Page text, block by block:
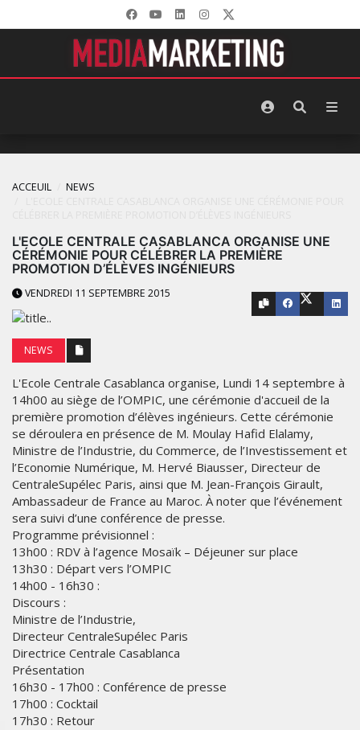
ACCEUIL
NEWS
L'ECOLE CENTRALE CASABLANCA ORGANISE UNE
CÉRÉMONIE POUR CÉLÉBRER LA PREMIÈRE
PROMOTION D’ÉLÈVES INGÉNIEURS
VENDREDI 11 SEPTEMBRE 2015
NEWS
L'Ecole Centrale Casablanca organise, Lundi 14 septembre à
14h00 au siège de l’OMPIC, une cérémonie d'accueil de la
première promotion d’élèves ingénieurs. Cette cérémonie
se déroulera en présence de M. Moulay Hafid Elalamy,
Ministre de l’Industrie, du Commerce, de l’Investissement et
l’Economie Numérique, M. Hervé Biausser, Directeur de
CentraleSupélec Paris, ainsi que M. Jean-François Girault,
Ambassadeur de France au Maroc. À noter que l’événement
sera suivi d’une conférence de presse.
Programme prévisionnel :
13h00 : RDV à l’agence Mosaïk – Déjeuner sur place
13h30 : Départ vers l’OMPIC
14h00 - 16h30 :
Discours :
Ministre de l’Industrie,
Directeur CentraleSupélec Paris
Directrice Centrale Casablanca
Présentation
16h30 - 17h00 : Conférence de presse
17h00 : Cocktail
17h30 : Retour